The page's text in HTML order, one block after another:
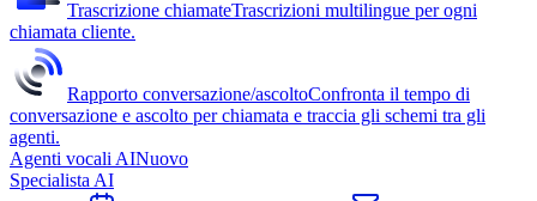
Trascrizione chiamateTrascrizioni multilingue per ogni
chiamata cliente.
Rapporto conversazione/ascoltoConfronta il tempo di
conversazione e ascolto per chiamata e traccia gli schemi tra gli
agenti.
Agenti vocali AINuovo
Specialista AI